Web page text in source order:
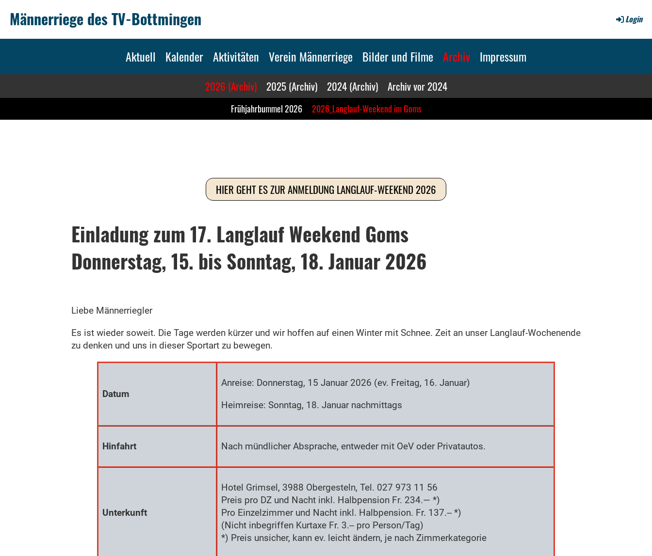
Männerriege des TV-Bottmingen Login
Aktuell Kalender Aktivitäten Verein Männerriege Bilder und Filme Archiv Impressum
2026 (Archiv) 2025 (Archiv) 2024 (Archiv) Archiv vor 2024
Frühjahrbummel 2026 2026_Langlauf-Weekend im Goms
HIER GEHT ES ZUR ANMELDUNG LANGLAUF-WEEKEND 2026
Einladung zum17. Langlauf Weekend Goms
Donnerstag, 15. bis Sonntag, 18. Januar 2026
Liebe Männerriegler
Es ist wieder soweit. Die Tage werden kürzer und wir hoffen auf einen Winter mit Schnee. Zeit an unser Langlauf-Wochenende
zu denken und uns in dieser Sportart zu bewegen.
Datum
Anreise: Donnerstag, 15 Januar 2026 (ev. Freitag, 16. Januar)
Heimreise: Sonntag, 18. Januar nachmittags
Hinfahrt Nach mündlicher Absprache, entweder mit OeV oder Privatautos.
Unterkunft
Hotel Grimsel, 3988 Obergesteln, Tel. 027 973 11 56
Preis pro DZ und Nacht inkl. Halbpension Fr. 234.— *)
Pro Einzelzimmer und Nacht inkl. Halbpension. Fr. 137.-- *)
(Nicht inbegriffen Kurtaxe Fr. 3.-- pro Person/Tag)
*) Preis unsicher, kann ev. leicht ändern, je nach Zimmerkategorie